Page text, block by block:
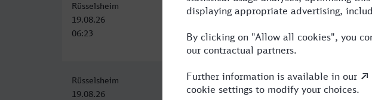
Rüsselsheim
19.08.26
06:23
Stuttgart Hbf
19.08.26
08:11
1:48 1
Rüsselsheim
19.08.26
Stuttgart Hbf
19.08.26
1:35 1